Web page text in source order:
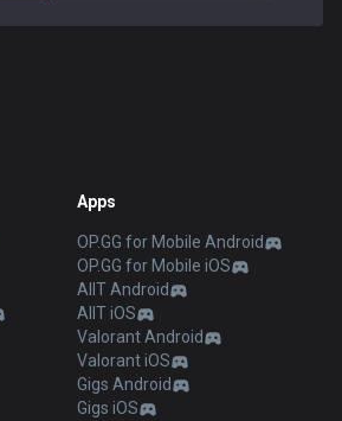
Apps
OP.GG for Mobile Android
OP.GG for Mobile iOS
AllT Android
AllT iOS
Valorant Android
Valorant iOS
Gigs Android
Gigs iOS